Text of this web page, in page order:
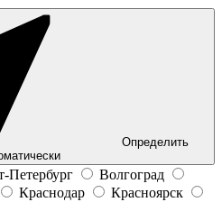
Определить
Петербург
Волгоград
Краснодар
Красноярск